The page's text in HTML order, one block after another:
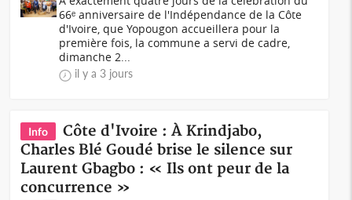
66ᵉ anniversaire de l'Indépendance de la Côte
d'Ivoire, que Yopougon accueillera pour la
première fois, la commune a servi de cadre,
dimanche 2...
il y a 3 jours
Info
Côte d'Ivoire : À Krindjabo,
Charles Blé Goudé brise le silence sur
Laurent Gbagbo : « Ils ont peur de la
concurrence »